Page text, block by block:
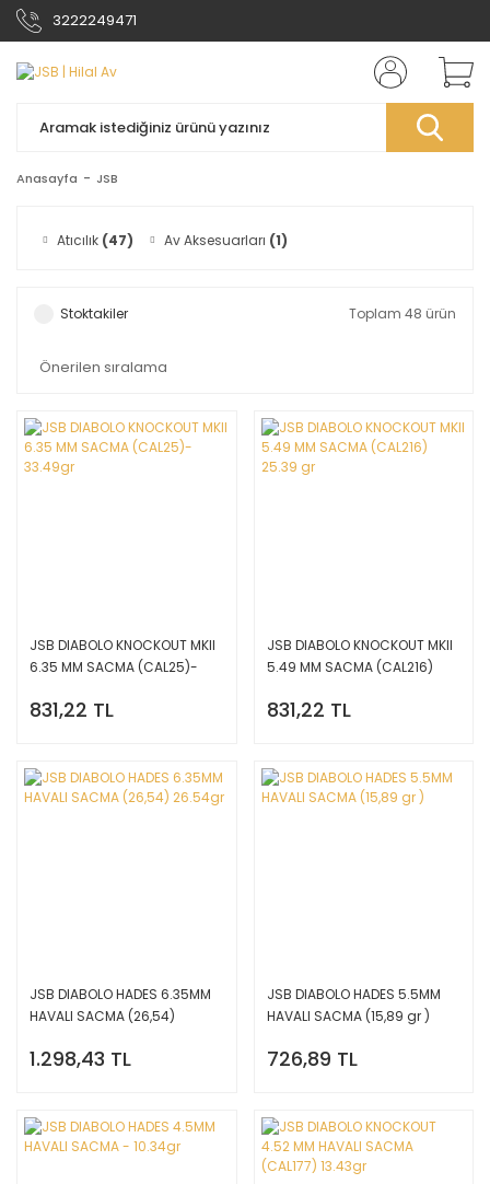
3222249471
Anasayfa JSB
Atıcılık (47) Av Aksesuarları (1)
Stoktakiler Toplam 48 ürün
JSB DIABOLO KNOCKOUT MKII
6.35 MM SACMA (CAL25)-
831,22 TL
JSB DIABOLO KNOCKOUT MKII
5.49 MM SACMA (CAL216)
831,22 TL
JSB DIABOLO HADES 6.35MM
HAVALI SACMA (26,54)
1.298,43 TL
JSB DIABOLO HADES 5.5MM
HAVALI SACMA (15,89 gr )
726,89 TL